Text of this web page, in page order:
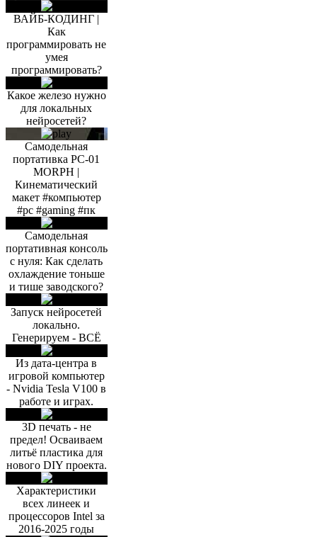
ВАЙБ-КОДИНГ |
Как
программировать не
умея
программировать?
Какое железо нужно
для локальных
нейросетей?
Самодельная
портативка PC-01
MORPH |
Кинематический
макет #компьютер
#pc #gaming #пк
Самодельная
портативная консоль
с нуля: Как сделать
охлаждение тоньше
и тише заводского?
Запуск нейросетей
локально.
Генерируем - ВСЁ
Из дата-центра в
игровой компьютер
- Nvidia Tesla V100 в
работе и играх.
3D печать - не
предел! Осваиваем
литьё пластика для
нового DIY проекта.
Характеристики
всех линеек и
процессоров Intel за
2016-2025 годы